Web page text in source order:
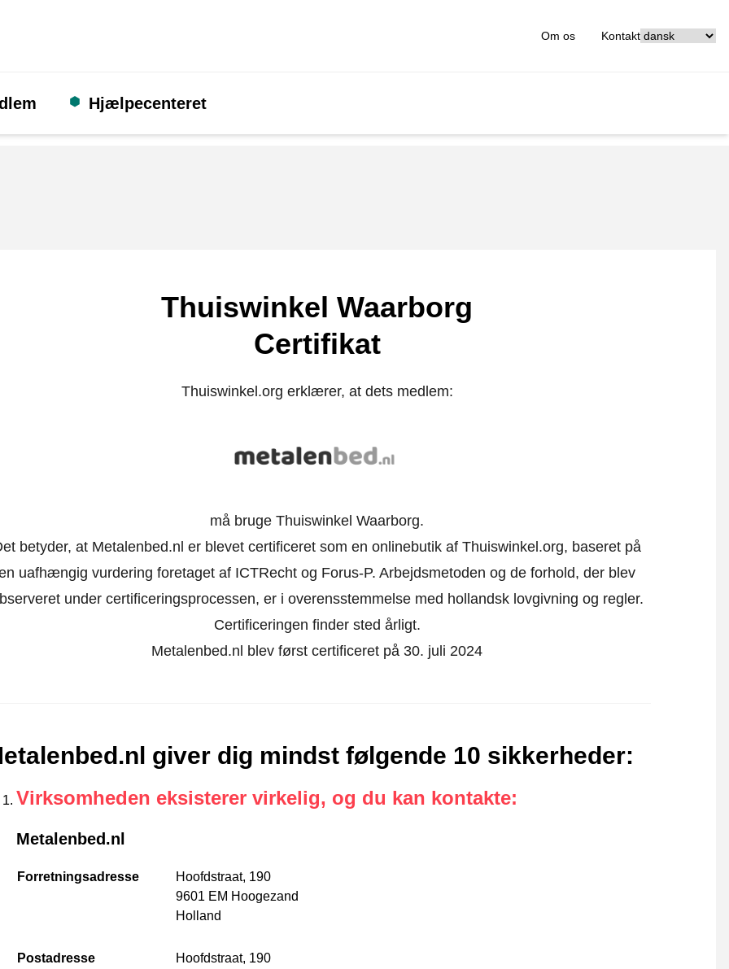
Om os Kontakt
Hjælpecenteret
Thuiswinkel Waarborg
Certifikat
Thuiswinkel.org erklærer, at dets medlem:
må bruge Thuiswinkel Waarborg.
betyder, at Metalenbed.nl er blevet certificeret som en onlinebutik af Thuiswinkel.org, baseret på
uafhængig vurdering foretaget af ICTRecht og Forus-P. Arbejdsmetoden og de forhold, der blev
under certificeringsprocessen, er i overensstemmelse med hollandsk lovgivning og regler.
Certificeringen finder sted årligt.
Metalenbed.nl blev først certificeret på 30. juli 2024
giver dig mindst følgende 10 sikkerheder:
Virksomheden eksisterer virkelig, og du kan kontakte:
Metalenbed.nl
Forretningsadresse
Hoofdstraat, 190
9601 EM Hoogezand
Holland
Postadresse
Hoofdstraat, 190